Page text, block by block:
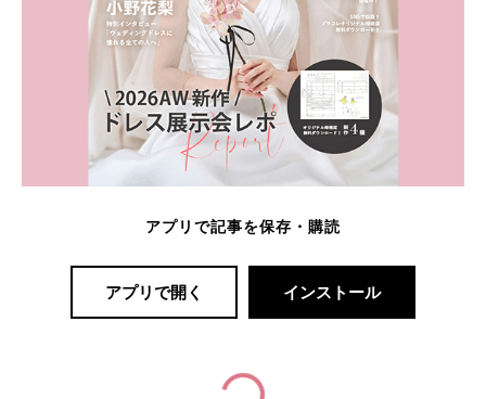
アプリで記事を保存・購読
アプリで開く インストール